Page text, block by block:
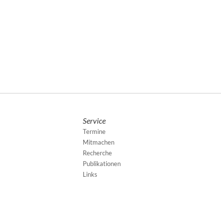
Service
Termine
Mitmachen
Recherche
Publikationen
Links